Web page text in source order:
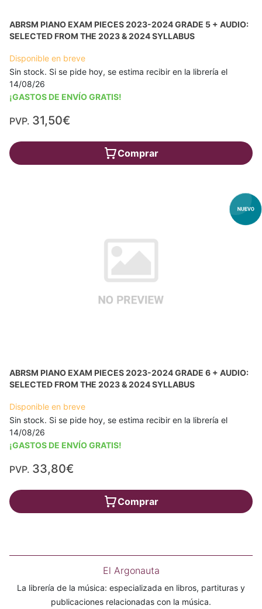
ABRSM PIANO EXAM PIECES 2023-2024 GRADE 5 + AUDIO:
SELECTED FROM THE 2023 & 2024 SYLLABUS
Disponible en breve
Sin stock. Si se pide hoy, se estima recibir en la librería el
14/08/26
¡GASTOS DE ENVÍO GRATIS!
PVP. 31,50€
Comprar
ABRSM PIANO EXAM PIECES 2023-2024 GRADE 6 + AUDIO:
SELECTED FROM THE 2023 & 2024 SYLLABUS
Disponible en breve
Sin stock. Si se pide hoy, se estima recibir en la librería el
14/08/26
¡GASTOS DE ENVÍO GRATIS!
PVP. 33,80€
Comprar
El Argonauta
La librería de la música: especializada en libros, partituras y
publicaciones relacionadas con la música.